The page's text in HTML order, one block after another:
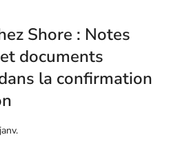
Shore : Notes
documents
la confirmation